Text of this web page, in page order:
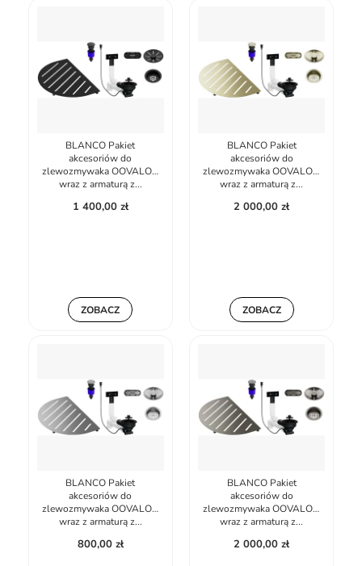
BLANCO Pakiet
akcesoriów do
zlewozmywaka OOVALON
wraz z armaturą z...
1 400,00 zł
ZOBACZ
BLANCO Pakiet
akcesoriów do
zlewozmywaka OOVALON
wraz z armaturą z...
2 000,00 zł
ZOBACZ
BLANCO Pakiet
akcesoriów do
zlewozmywaka OOVALON
wraz z armaturą z...
800,00 zł
BLANCO Pakiet
akcesoriów do
zlewozmywaka OOVALON
wraz z armaturą z...
2 000,00 zł